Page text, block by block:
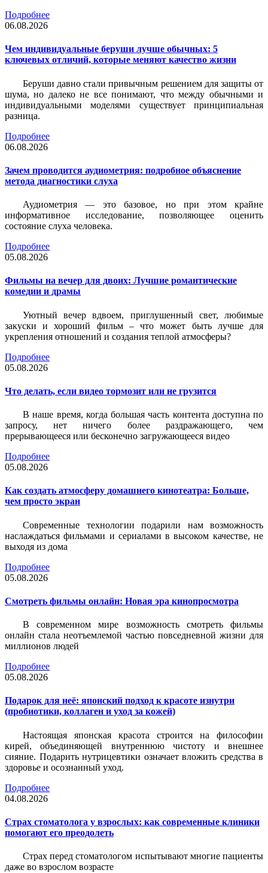
Подробнее
06.08.2026
Чем индивидуальные беруши лучше обычных: 5
ключевых отличий, которые меняют качество жизни
Беруши давно стали привычным решением для защиты от
шума, но далеко не все понимают, что между обычными и
индивидуальными моделями существует принципиальная
разница.
Подробнее
06.08.2026
Зачем проводится аудиометрия: подробное объяснение
метода диагностики слуха
Аудиометрия — это базовое, но при этом крайне
информативное исследование, позволяющее оценить
состояние слуха человека.
Подробнее
05.08.2026
Фильмы на вечер для двоих: Лучшие романтические
комедии и драмы
Уютный вечер вдвоем, приглушенный свет, любимые
закуски и хороший фильм – что может быть лучше для
укрепления отношений и создания теплой атмосферы?
Подробнее
05.08.2026
Что делать, если видео тормозит или не грузится
В наше время, когда большая часть контента доступна по
запросу, нет ничего более раздражающего, чем
прерывающееся или бесконечно загружающееся видео
Подробнее
05.08.2026
Как создать атмосферу домашнего кинотеатра: Больше,
чем просто экран
Современные технологии подарили нам возможность
наслаждаться фильмами и сериалами в высоком качестве, не
выходя из дома
Подробнее
05.08.2026
Смотреть фильмы онлайн: Новая эра кинопросмотра
В современном мире возможность смотреть фильмы
онлайн стала неотъемлемой частью повседневной жизни для
миллионов людей
Подробнее
05.08.2026
Подарок для неё: японский подход к красоте изнутри
(пробиотики, коллаген и уход за кожей)
Настоящая японская красота строится на философии
кирей, объединяющей внутреннюю чистоту и внешнее
сияние. Подарить нутрицевтики означает вложить средства в
здоровье и осознанный уход.
Подробнее
04.08.2026
Страх стоматолога у взрослых: как современные клиники
помогают его преодолеть
Страх перед стоматологом испытывают многие пациенты
даже во взрослом возрасте